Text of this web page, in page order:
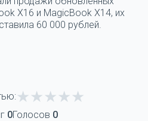
X16 и MagicBook X14, их
60 000 рублей.
0Голосов 0